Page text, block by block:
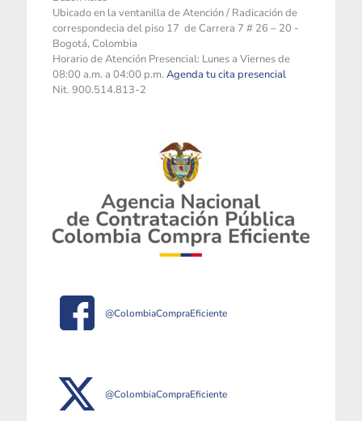
Ubicado en la ventanilla de Atención / Radicación de
correspondecia del piso 17 de Carrera 7 # 26 – 20 -
Bogotá, Colombia
Horario de Atención Presencial: Lunes a Viernes de
08:00 a.m. a 04:00 p.m. Agenda tu cita presencial
Nit. 900.514.813-2
@ColombiaCompraEficiente
@ColombiaCompraEficiente